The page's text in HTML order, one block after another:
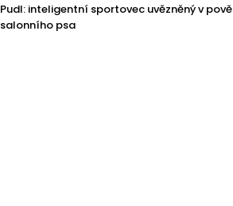
Pudl: inteligentní sportovec uvězněný v
salonního psa